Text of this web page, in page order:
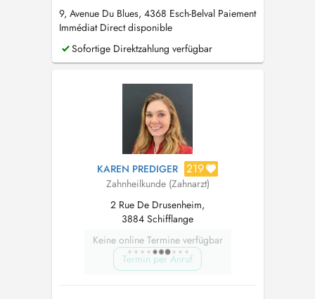
9, Avenue Du Blues, 4368 Esch-Belval Paiement
Immédiat Direct disponible
Sofortige Direktzahlung verfügbar
KAREN PREDIGER 219
Zahnheilkunde (Zahnarzt)
2 Rue De Drusenheim,
3884 Schifflange
Keine online Termine verfügbar
Termin per Anruf